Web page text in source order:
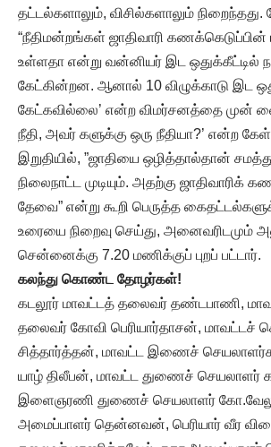
தட்டல்களாலும், விசில்களாலும் நிறைந்தது.
“நீதிமன்றங்கள் ஜாதிவாரி கணக்கெடுப்பின்
உள்ளதா என்று வன்னியர் இட ஒதுக்கீட்டில்
கேட்கின்றன. ஆனால் 10 விழுக்காடு இட
கேட்கவில்லை’ என்ற விமர்சனத்தை முன்
நீதி, அவர் களுக்கு ஒரு நீதியா?’ என்ற
இறுதியில், ”ஜாதியை ஒழித்தால்தான்
நிலைநாட்ட முடியும். அதற்கு ஜாதிவாரிக்
தேவை” என்று கூறி பெருத்த
உரையை நிறைவு செய்து, அனைவரிடமும்
சென்னைக்கு 7.20 மணிக்குப் புறப் பட்டார்.
கலந்து கொண்ட தோழர்கள்!
கடலூர் மாவட்டத் தலைவர் தண்டபாணி,
தலைவர் கோவி பெரியார்தாசன், மாவட்டச்
சித்தார்த்தன், மாவட்ட இணைச்
யாழ் திலீபன், மாவட்ட துணைச்
இளைஞரணி துணைச் செயலாளர்
அமைப்பாளர் தென்னவன், பெரியார் வீர